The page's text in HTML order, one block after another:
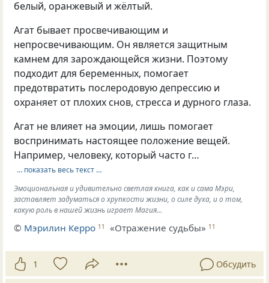
белый, оранжевый и жёлтый.
Агат бывает просвечивающим и
непросвечивающим. Он является защитным
камнем для зарождающейся жизни. Поэтому
подходит для беременных, помогает
предотвратить послеродовую депрессию и
охраняет от плохих снов, стресса и дурного глаза.
Агат не влияет на эмоции, лишь помогает
воспринимать настоящее положение вещей.
Например, человеку, который часто г…
… показать весь текст …
Эмоциональная и удивительно светлая книга, как и сама Мэри,
заставляет задуматься о хрупкости жизни, о силе духа, и о том,
какую роль в нашей жизнь играет Магия…
© Мэрилин Керро 11 «Отражение судьбы» 11
1 Обсудить